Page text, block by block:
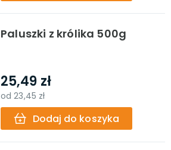
Paluszki z królika 500g
25,49 zł
od23,45 zł
Dodaj do koszyka